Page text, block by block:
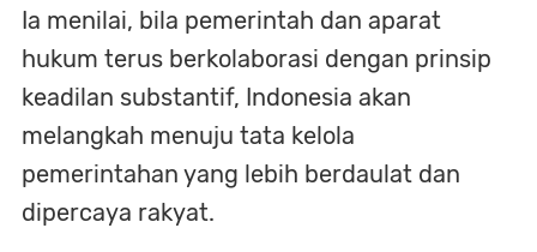
Ia menilai, bila pemerintah dan aparat
hukum terus berkolaborasi dengan prinsip
keadilan substantif, Indonesia akan
melangkah menuju tata kelola
pemerintahan yang lebih berdaulat dan
dipercaya rakyat.